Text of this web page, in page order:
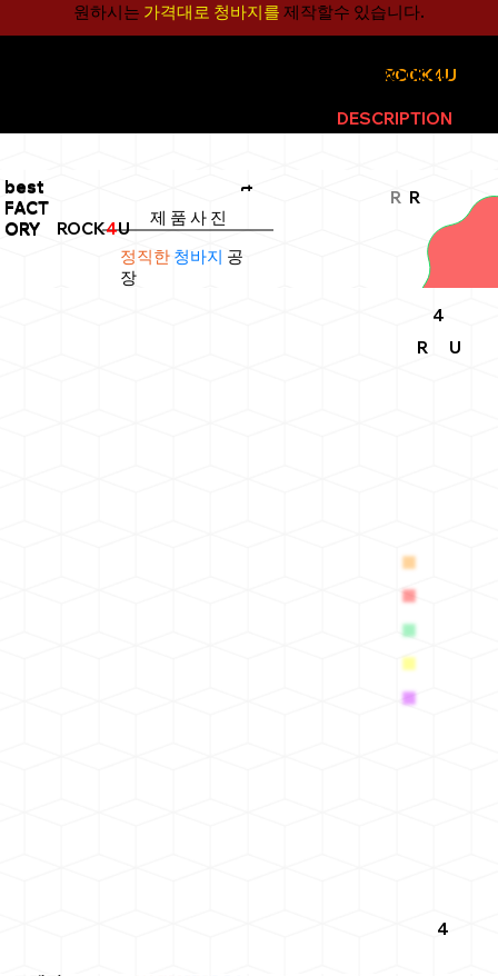
원하시는 가격대로 청바지를 제작할수 있습니다.​
ROCK4U
DESCRIPTION
ROCK4U
best
FACT
ORY
R
제 품 사 진
ROCK4U
정직한 청바지 공
장
R
best
FACT
ORY
t
R
4
U
4